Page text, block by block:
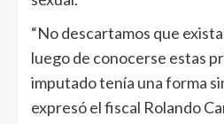
“No descartamos que
luego de conocerse estas
imputado tenía una forma
expresó el fiscal Rolando